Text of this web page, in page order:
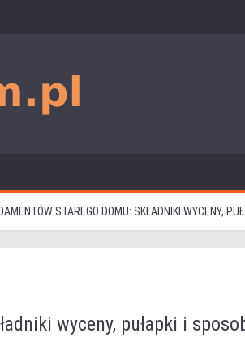
STAREGO DOMU: SKŁADNIKI WYCENY,
wyceny, pułapki i